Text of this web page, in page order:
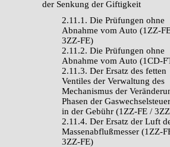
der Senkung der Giftigkeit
2.11.1. Die Prüfungen ohne
Abnahme vom Auto (1ZZ-
3ZZ-FE)
2.11.2. Die Prüfungen ohne
Abnahme vom Auto (1CD-
2.11.3. Der Ersatz des fetten
Ventiles der Verwaltung des
Mechanismus der
Phasen der
in der Gebühr (1ZZ-FE /
2.11.4. Der Ersatz der Luft
Massenabflußmesser (1ZZ-
3ZZ-FE)